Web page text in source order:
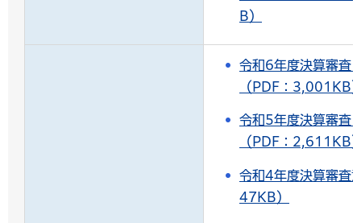
B）
令和6年度決算審査
（PDF：3,001KB
令和5年度決算審査
（PDF：2,611KB
令和4年度決算審査
47KB）